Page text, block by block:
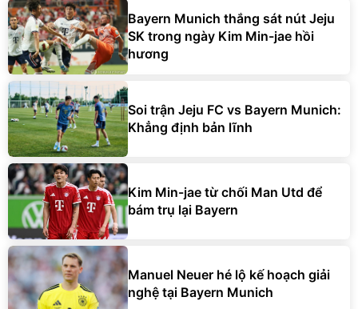
Bayern Munich thắng sát nút Jeju
SK trong ngày Kim Min-jae hồi
hương
Soi trận Jeju FC vs Bayern Munich:
Khẳng định bản lĩnh
Kim Min-jae từ chối Man Utd để
bám trụ lại Bayern
Manuel Neuer hé lộ kế hoạch giải
nghệ tại Bayern Munich